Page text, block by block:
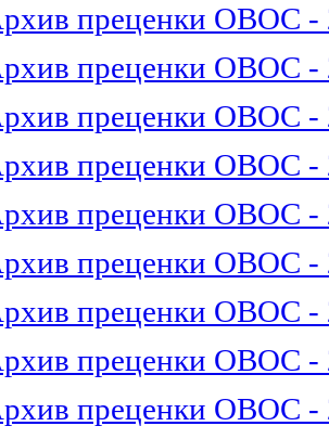
преценки ОВОС -
преценки ОВОС -
преценки ОВОС -
преценки ОВОС -
преценки ОВОС -
преценки ОВОС -
преценки ОВОС -
преценки ОВОС -
преценки ОВОС -